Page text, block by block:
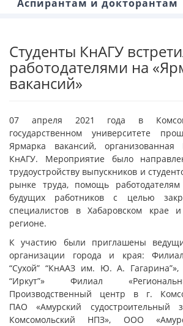
Аспирантам и докторантам
Студенты КнАГУ
работодателями на
вакансий»
07 апреля 2021 года в
государственном университете
Ярмарка вакансий,
КнАГУ. Мероприятие было
трудоустройству выпускников и
рынке труда, помощь
будущих работников с целью
специалистов в Хабаровском крае
регионе.
К участию были приглашены
организации города и края:
“Сухой” “КнААЗ им. Ю. А.
“Иркут”» Филиал
Производственный центр в г.
ПАО «Амурский судостроительный
Комсомольский НПЗ», ООО